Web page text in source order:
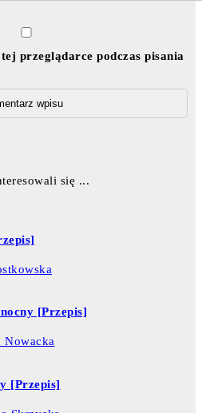
przeglądarce podczas pisania
się ...
[Przepis]
Nowacka
[Przepis]